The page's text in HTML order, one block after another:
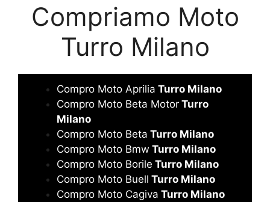
Compriamo Moto
Turro Milano
Compro Moto Aprilia Turro Milano
Compro Moto Beta Motor Turro
Milano
Compro Moto Beta Turro Milano
Compro Moto Bmw Turro Milano
Compro Moto Borile Turro Milano
Compro Moto Buell Turro Milano
Compro Moto Cagiva Turro Milano